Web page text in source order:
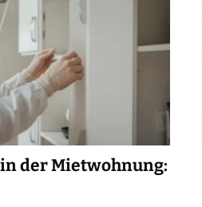
der Mietwohnung: